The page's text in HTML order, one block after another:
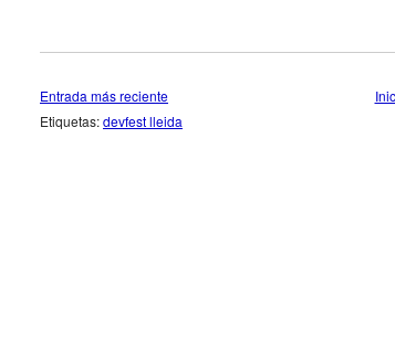
Etiquetas:devfest lleida
Entrada más reciente